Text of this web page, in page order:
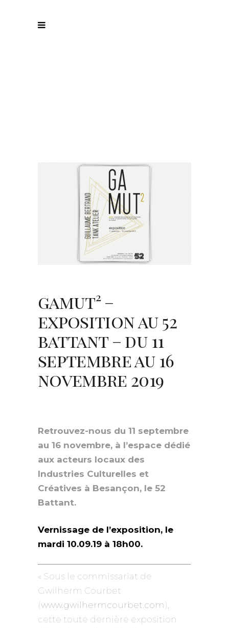
gamut² –
exposition au 52
battant – du 11
septembre au 16
novembre 2019
Retrouvez-nous du 11 septembre
au 16 novembre, à l’espace dédié
aux acteurs locaux des
Industries Culturelles et
Créatives à Besançon, le 52
Battant.
Vernissage de l’exposition, le
mardi 10.09.19 à 18h00.
« Sous le commissariat de
Gwilherm Courbet
(www.gwilhermcourbet.com),
cette toute dernière exposition